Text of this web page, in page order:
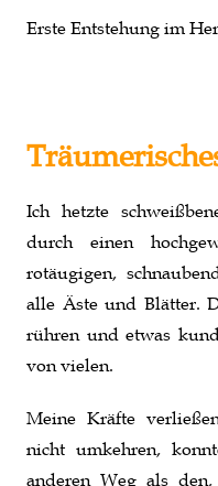
Erste Entstehung im
Ich hetzte
durch einen
rotäugigen,
alle Äste und Blätter.
rühren und etwas
von vielen.
Meine Kräfte
nicht umkehren,
anderen Weg als